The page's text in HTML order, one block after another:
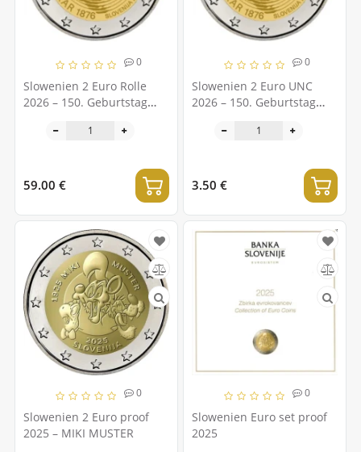
0
Slowenien 2 Euro Rolle
2026 – 150. Geburtstag
59.00 €
0
Slowenien 2 Euro UNC
2026 – 150. Geburtstag
3.50 €
0
Slowenien 2 Euro proof
2025 – MIKI MUSTER
0
Slowenien Euro set proof
2025